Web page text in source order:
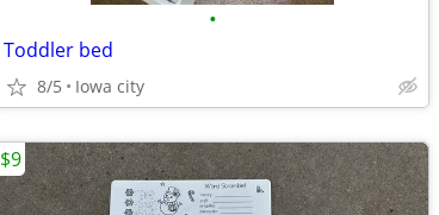
•
Toddler bed
8/5 Iowa city
$9